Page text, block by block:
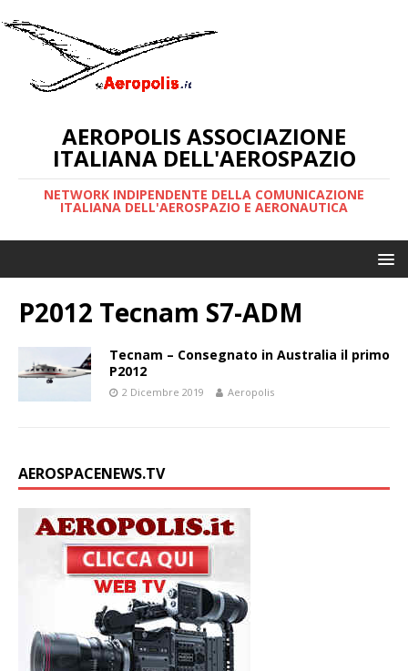
AEROPOLIS ASSOCIAZIONE
ITALIANA DELL'AEROSPAZIO
NETWORK INDIPENDENTE DELLA COMUNICAZIONE
ITALIANA DELL'AEROSPAZIO E AERONAUTICA
P2012 Tecnam S7-ADM
Tecnam – Consegnato in Australia il primo
P2012
2 Dicembre 2019 Aeropolis
AEROSPACENEWS.TV